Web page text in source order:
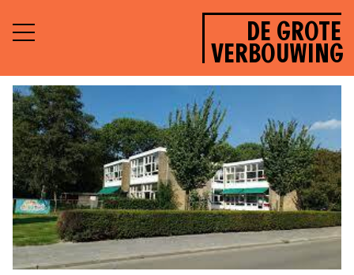
DE GROTE
VERBOUWING